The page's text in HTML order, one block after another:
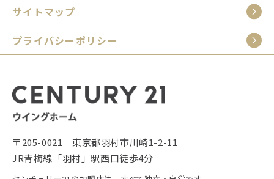
サイトマップ
プライバシーポリシー
〒205-0021 東京都羽村市川崎1-2-11
JR青梅線「羽村」駅西口徒歩4分